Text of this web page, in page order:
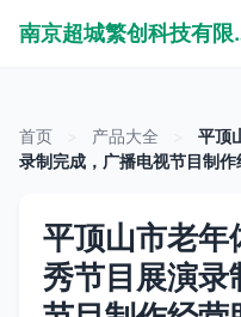
南京
首页 产品大全
平顶
录制完成，广播电视节目制
平顶山市老年
秀节目展演录